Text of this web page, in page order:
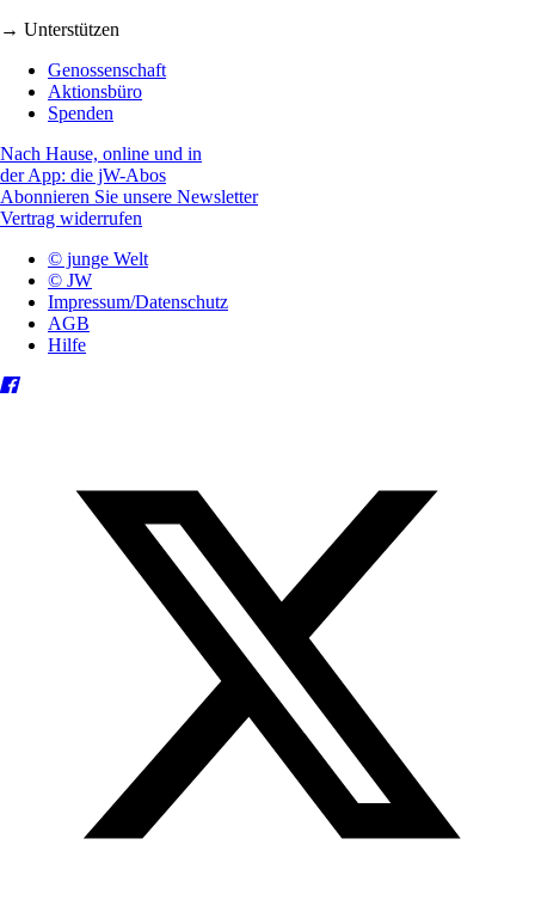
→ Unterstützen
Genossenschaft
Aktionsbüro
Spenden
Nach Hause, online und in
der App: die jW-Abos
Abonnieren Sie unsere Newsletter
Vertrag widerrufen
© junge Welt
© JW
Impressum/Datenschutz
AGB
Hilfe